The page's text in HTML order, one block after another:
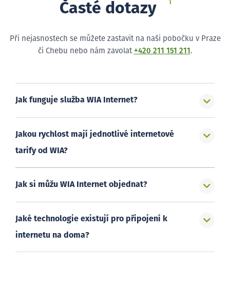
Časté dotazy
Při nejasnostech se můžete zastavit na naši pobočku v Praze
či Chebu nebo nám zavolat +420 211 151 211 .
Jak funguje služba WIA Internet?
Jakou rychlost mají jednotlivé internetové
tarify od WIA?
Jak si můžu WIA Internet objednat?
Jaké technologie existují pro připojení k
internetu na doma?